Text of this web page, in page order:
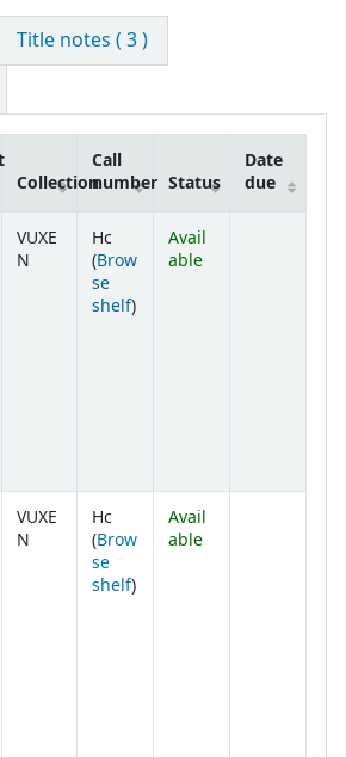
Title notes ( 3 )
Collection
Call
number Status
Date
due
VUXE
N
Hc
(Brow
se
shelf(Opens below)
)
Avail
able
VUXE
N
Hc
(Brow
se
shelf(Opens below)
)
Avail
able